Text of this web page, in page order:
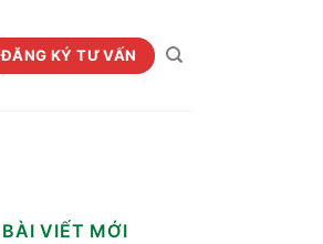
ĐĂNG KÝ TƯ VẤN
BÀI VIẾT MỚI